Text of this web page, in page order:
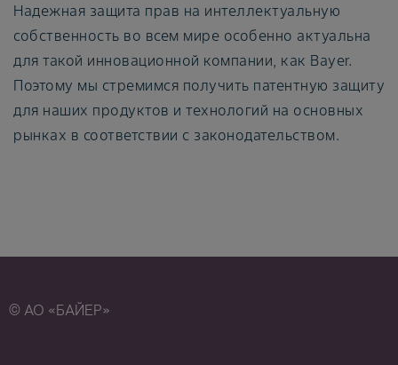
Надежная защита прав на интеллектуальную
собственность во всем мире особенно актуальна
для такой инновационной компании, как Bayer.
Поэтому мы стремимся получить патентную защиту
для наших продуктов и технологий на основных
рынках в соответствии с законодательством.
© АО «БАЙЕР»